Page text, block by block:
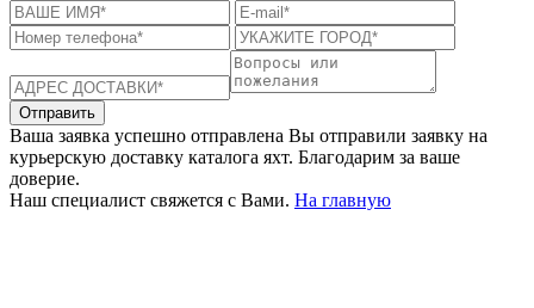
Отправить
Ваша заявка успешно отправлена Вы отправили заявку на
курьерскую доставку каталога яхт. Благодарим за ваше
доверие.
Наш специалист свяжется с Вами. На главную